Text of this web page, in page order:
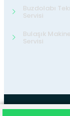
Buzdolabı
Servisi
Bulaşık
Servisi
©2026